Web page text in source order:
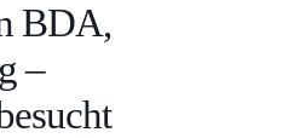
BDA,
–